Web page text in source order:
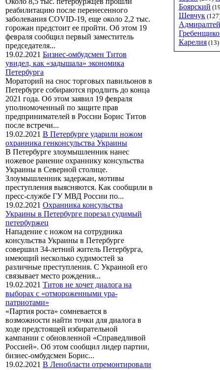
реабилитацию после перенесенного
заболевания COVID-19, еще около 2,2 тыс.
горожан предстоит ее пройти. Об этом 19
февраля сообщил первый заместитель
председателя...
19.02.2021 Бизнес-омбудсмен Титов
увидел, как «задышала» экономика
Петербурга
Мораторий на снос торговых павильонов в
Петербурге собираются продлить до конца
2021 года. Об этом заявил 19 февраля
уполномоченный по защите прав
предпринимателей в России Борис Титов
после встречи...
19.02.2021 В Петербурге ударили ножом
охранника генконсульства Украины
В Петербурге злоумышленник нанес
ножевое ранение охраннику консульства
Украины в Северной столице.
Злоумышленник задержан, мотивы
преступления выясняются. Как сообщили в
пресс-службе ГУ МВД России по...
19.02.2021 Охранника консульства
Украины в Петербурге порезал судимый
петербуржец
Нападение с ножом на сотрудника
консульства Украины в Петербурге
совершил 34-летний житель Петербурга,
имеющий несколько судимостей за
различные преступления. С Украиной его
связывает место рождения...
19.02.2021 Титов не хочет диалога на
выборах с «отмороженными ура-
патриотами»
«Партия роста» сомневается в
возможности найти точки для диалога в
ходе предстоящей избирательной
кампании с обновленной «Справедливой
Россией». Об этом сообщил лидер партии,
бизнес-омбудсмен Борис...
19.02.2021 В Ленобласти отремонтировали
Боярский
Шевчук
Карелия (13)